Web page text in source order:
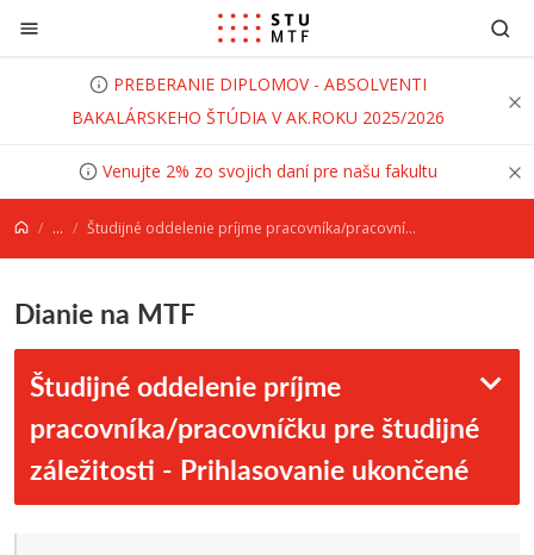
Prejsť na obsah
PREBERANIE DIPLOMOV - ABSOLVENTI
BAKALÁRSKEHO ŠTÚDIA V AK.ROKU 2025/2026
Venujte 2% zo svojich daní pre našu fakultu
... Študijné oddelenie príjme pracovníka/pracovníčku pre študijné záležitosti - Prihlasovanie ukončené
Dianie na MTF
Študijné oddelenie príjme
pracovníka/pracovníčku pre študijné
záležitosti - Prihlasovanie ukončené